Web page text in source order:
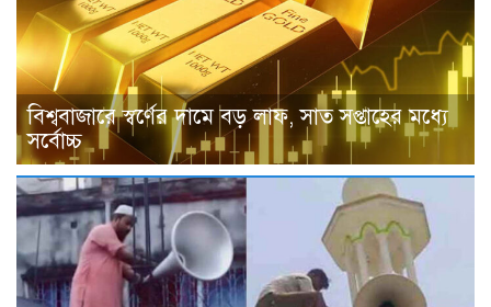
বিশ্ববাজারে স্বর্ণের দামে বড় লাফ, সাত সপ্তাহের মধ্যে
সর্বোচ্চ